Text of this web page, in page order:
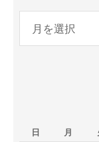
コ
日
月